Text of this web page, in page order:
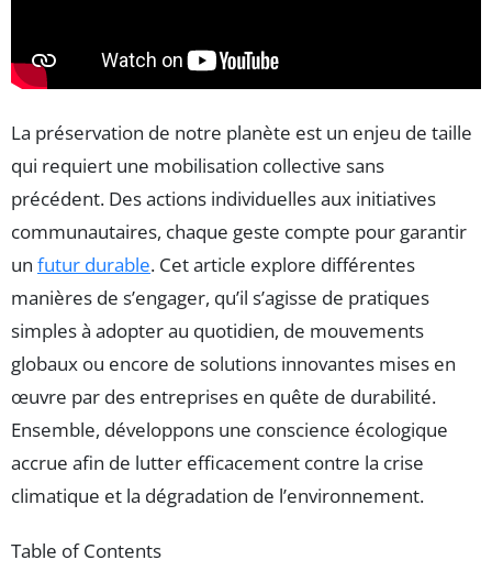
La préservation de notre planète est un enjeu de taille
qui requiert une mobilisation collective sans
précédent. Des actions individuelles aux initiatives
communautaires, chaque geste compte pour garantir
un futur durable. Cet article explore différentes
manières de s’engager, qu’il s’agisse de pratiques
simples à adopter au quotidien, de mouvements
globaux ou encore de solutions innovantes mises en
œuvre par des entreprises en quête de durabilité.
Ensemble, développons une conscience écologique
accrue afin de lutter efficacement contre la crise
climatique et la dégradation de l’environnement.
Table of Contents